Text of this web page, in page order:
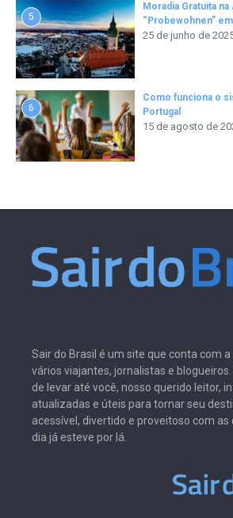
5
Moradia Gratuita
“Probewohnen”
25 de junho de
6
Como funciona o
Portugal
15 de agosto de
Sair do Brasil é um site que conta com
vários viajantes, jornalistas e
de levar até você, nosso querido leitor,
atualizadas e úteis para tornar seu
acessível, divertido e proveitoso com as
dia já esteve por lá.